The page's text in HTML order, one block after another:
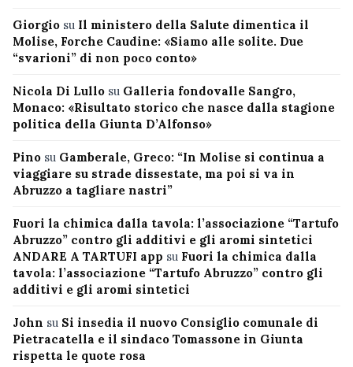
Giorgio su Il ministero della Salute dimentica il
Molise, Forche Caudine: «Siamo alle solite. Due
“svarioni” di non poco conto»
Nicola Di Lullo su Galleria fondovalle Sangro,
Monaco: «Risultato storico che nasce dalla stagione
politica della Giunta D’Alfonso»
Pino su Gamberale, Greco: “In Molise si continua a
viaggiare su strade dissestate, ma poi si va in
Abruzzo a tagliare nastri”
Fuori la chimica dalla tavola: l’associazione “Tartufo
Abruzzo” contro gli additivi e gli aromi sintetici
ANDARE A TARTUFI app su Fuori la chimica dalla
tavola: l’associazione “Tartufo Abruzzo” contro gli
additivi e gli aromi sintetici
John su Si insedia il nuovo Consiglio comunale di
Pietracatella e il sindaco Tomassone in Giunta
rispetta le quote rosa